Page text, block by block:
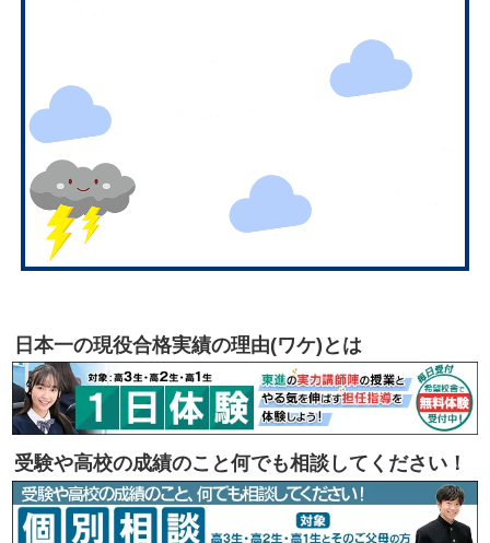
日本一の現役合格実績の理由(ワケ)とは
受験や高校の成績のこと何でも相談してください！